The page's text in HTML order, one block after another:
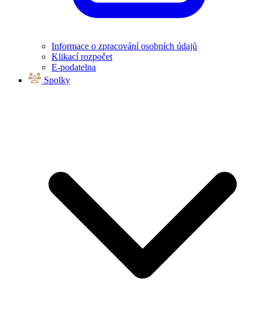
Informace o zpracování osobních údajů
Klikací rozpočet
E-podatelna
Spolky